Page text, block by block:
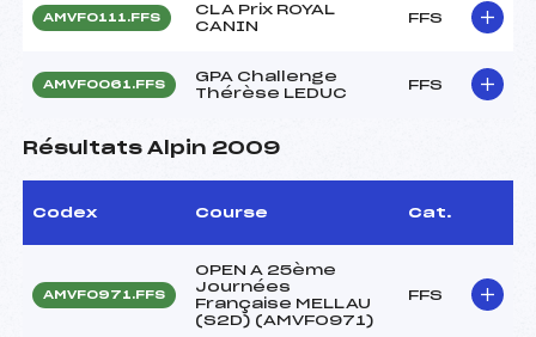
AMVF0111.FFS
CLA Prix ROYAL
CANIN
FFS
AMVF0061.FFS
GPA Challenge
Thérèse LEDUC
FFS
Résultats Alpin 2009
Codex Course Cat.
AMVF0971.FFS
OPEN A 25ème
Journées
Française MELLAU
(S2D) (AMVF0971)
FFS